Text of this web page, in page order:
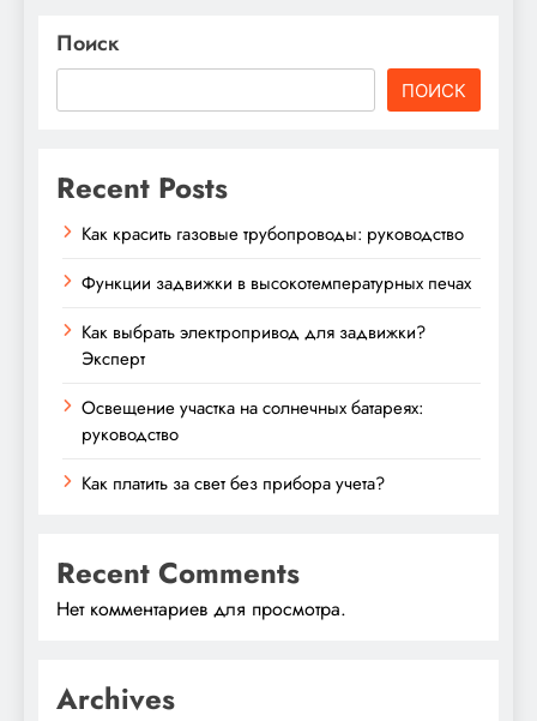
Поиск
ПОИСК
Recent Posts
Как красить газовые трубопроводы: руководство
Функции задвижки в высокотемпературных печах
Как выбрать электропривод для задвижки?
Эксперт
Освещение участка на солнечных батареях:
руководство
Как платить за свет без прибора учета?
Recent Comments
Нет комментариев для просмотра.
Archives